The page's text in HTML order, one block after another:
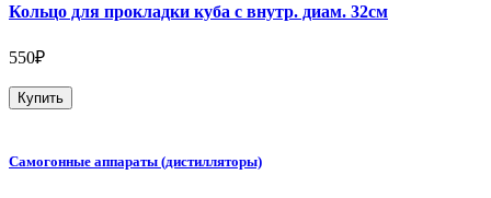
Кольцо для прокладки куба с внутр. диам. 32см
550₽
Купить
Самогонные аппараты (дистилляторы)